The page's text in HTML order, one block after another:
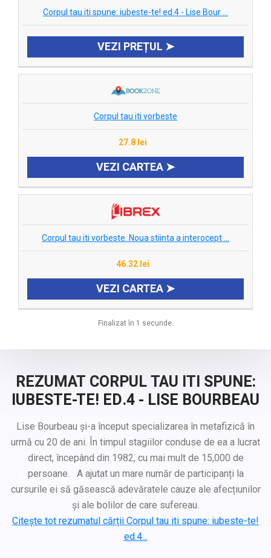
Corpul tau iti spune: iubeste-te! ed.4 - Lise Bour ...
VEZI PREȚUL ➤
Corpul tau iti vorbeste
27.8 lei
VEZI CARTEA ➤
Corpul tau iti vorbeste. Noua stiinta a interocept ...
46.32 lei
VEZI CARTEA ➤
Finalizat în 1 secunde.
REZUMAT CORPUL TAU ITI SPUNE:
IUBESTE-TE! ED.4 - LISE BOURBEAU
Lise Bourbeau și-a început specializarea în metafizică în
urmă cu 20 de ani. În timpul stagiilor conduse de ea a lucrat
direct, începând din 1982, cu mai mult de 15,000 de
persoane. A ajutat un mare număr de participanți la
cursurile ei să găsească adevăratele cauze ale afecțiunilor
și ale bolilor de care sufereau.
Citește tot rezumatul cărții Corpul tau iti spune: iubeste-te!
ed.4...